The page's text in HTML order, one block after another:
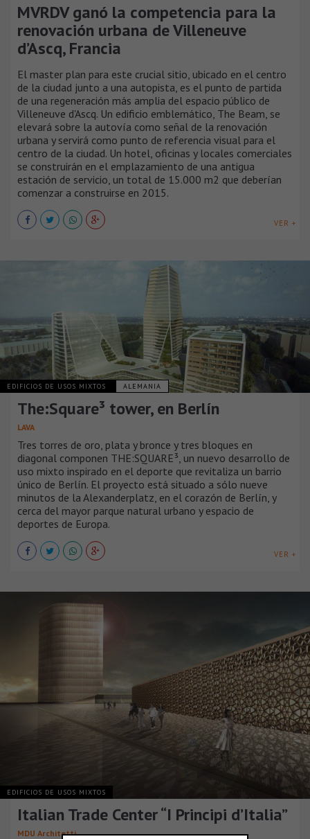
MVRDV ganó la competencia para la
renovación urbana de Villeneuve
d’Ascq, Francia
El master plan para este crucial sitio, ubicado en el centro
de la ciudad junto a una autopista, es el punto de partida
de una regeneración más amplia del espacio público de
Villeneuve d'Ascq. Un edificio emblemático, The Beam, se
elevará sobre la autovía como señal de la renovación
urbana y servirá como punto de referencia visual para el
centro de la ciudad. Un hotel, oficinas y locales comerciales
se construirán en el emplazamiento de una antigua
estación de servicio, un total de 15.000 m2 que deberían
comenzar a construirse en 2015.
VER +
EDIFICIOS DE USOS MIXTOS ALEMANIA
The:Square³ tower, en Berlín
LAVA
Tres torres de oro, plata y bronce y tres bloques en
diagonal componen THE:SQUARE³, un nuevo desarrollo de
uso mixto inspirado en el deporte que revitaliza un barrio
único de Berlín. El proyecto está situado a sólo nueve
minutos de la Alexanderplatz, en el corazón de Berlín, y
cerca del mayor parque natural urbano y espacio de
deportes de Europa.
VER +
EDIFICIOS DE USOS MIXTOS
Italian Trade Center “I Principi d’Italia”
MDU Architetti